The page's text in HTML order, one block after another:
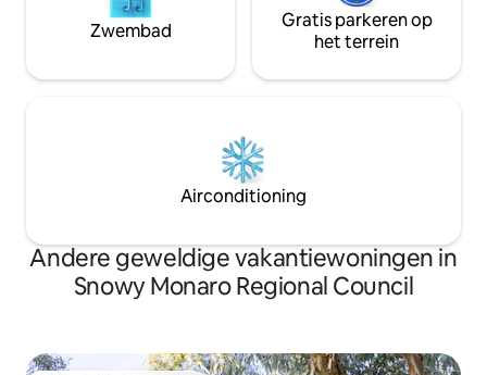
Zwembad
Gratis parkeren op
het terrein
Airconditioning
Andere geweldige vakantiewoningen in
Snowy Monaro Regional Council